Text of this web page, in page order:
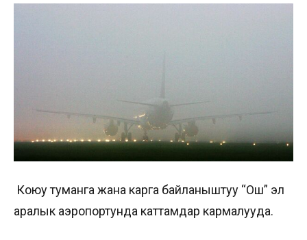
Коюу туманга жана карга байланыштуу “Ош” эл
аралык аэропортунда каттамдар кармалууда.